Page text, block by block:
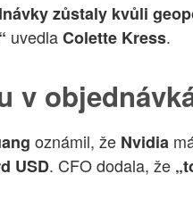
zůstaly kvůli
uvedlaColette Kress.
v
oznámil, že Nvidia
USD. CFO dodala, že